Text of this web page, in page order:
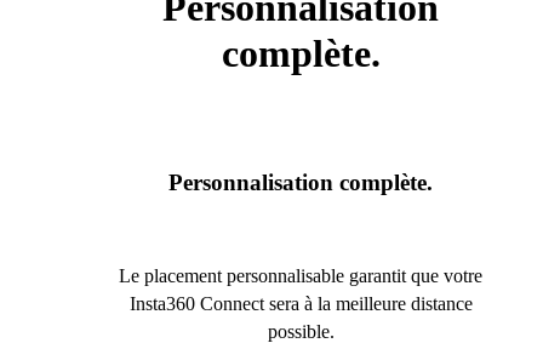
complète.
Personnalisation complète.
Le placement personnalisable garantit que votre
Insta360 Connect sera à la meilleure distance
possible.